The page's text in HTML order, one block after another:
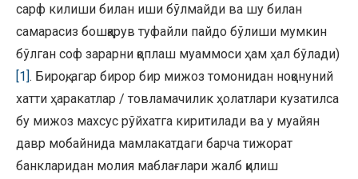
сарф килиши билан иши бўлмайди ва шу билан
самарасиз бошқарув туфайли пайдо бўлиши мумкин
бўлган соф зарарни қоплаш муаммоси ҳам ҳал бўлади)
[1]. Бироқ, агар бирор бир мижоз томонидан ноқонуний
хатти ҳаракатлар / товламачилик ҳолатлари кузатилса
бу мижоз махсус рўйхатга киритилади ва у муайян
давр мобайнида мамлакатдаги барча тижорат
банкларидан молия маблағлари жалб қилиш